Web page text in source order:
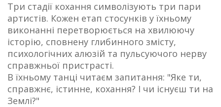
Три стадії кохання символізують три пари
артистів. Кожен етап стосунків у їхньому
виконанні перетворюється на хвилюючу
історію, сповнену глибинного змісту,
психологічних алюзій та пульсуючого нерву
справжньої пристрасті.
В їхньому танці читаєм запитання: "Яке ти,
справжнє, істинне, кохання? І чи існуєш ти на
Землі?"